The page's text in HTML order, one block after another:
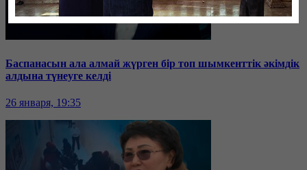
Баспанасын ала алмай жүрген бір топ шымкенттік әкімдік
алдына түнеуге келді
26 января, 19:35